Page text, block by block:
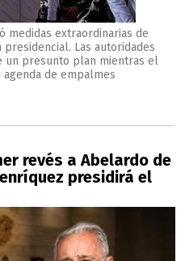
medidas extraordinarias de
Las autoridades
un presunto plan mientras el
de empalmes
revés a Abelardo de
presidirá el